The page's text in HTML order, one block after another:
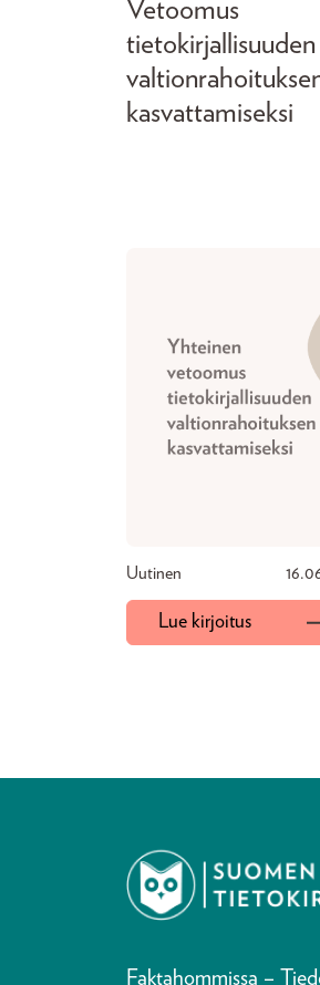
Vetoomus
tietokirjallisuuden
kasvattamiseksi
Uutinen
Lue kirjoitus
Faktahommissa –